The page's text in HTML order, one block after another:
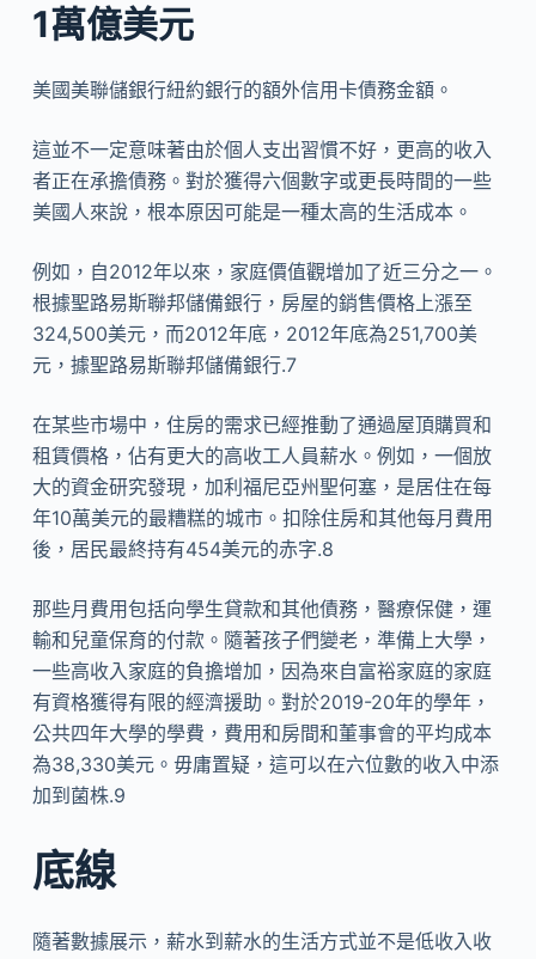
1萬億美元
美國美聯儲銀行紐約銀行的額外信用卡債務金額。
這並不一定意味著由於個人支出習慣不好，更高的收入
者正在承擔債務。對於獲得六個數字或更長時間的一些
美國人來說，根本原因可能是一種太高的生活成本。
例如，自2012年以來，家庭價值觀增加了近三分之一。
根據聖路易斯聯邦儲備銀行，房屋的銷售價格上漲至
324,500美元，而2012年底，2012年底為251,700美
元，據聖路易斯聯邦儲備銀行.7
在某些市場中，住房的需求已經推動了通過屋頂購買和
租賃價格，佔有更大的高收工人員薪水。例如，一個放
大的資金研究發現，加利福尼亞州聖何塞，是居住在每
年10萬美元的最糟糕的城市。扣除住房和其他每月費用
後，居民最終持有454美元的赤字.8
那些月費用包括向學生貸款和其他債務，醫療保健，運
輸和兒童保育的付款。隨著孩子們變老，準備上大學，
一些高收入家庭的負擔增加，因為來自富裕家庭的家庭
有資格獲得有限的經濟援助。對於2019-20年的學年，
公共四年大學的學費，費用和房間和董事會的平均成本
為38,330美元。毋庸置疑，這可以在六位數的收入中添
加到菌株.9
底線
隨著數據展示，薪水到薪水的生活方式並不是低收入收